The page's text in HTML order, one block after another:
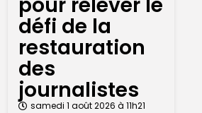
défi de la
restauration
des
journalistes
samedi 1 août 2026 à 11h21